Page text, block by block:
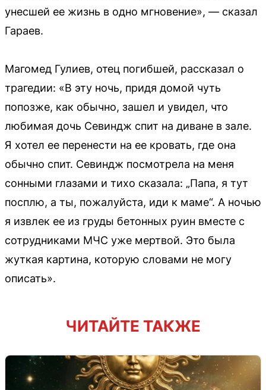
унесшей ее жизнь в одно мгновение», — сказал
Гараев.
Магомед Гулиев, отец погибшей, рассказал о
трагедии: «В эту ночь, придя домой чуть
попозже, как обычно, зашел и увидел, что
любимая дочь Севиндж спит на диване в зале.
Я хотел ее перенести на ее кровать, где она
обычно спит. Севиндж посмотрела на меня
сонными глазами и тихо сказала: „Папа, я тут
посплю, а ты, пожалуйста, иди к маме“. А ночью
я извлек ее из груды бетонных руин вместе с
сотрудниками МЧС уже мертвой. Это была
жуткая картина, которую словами не могу
описать».
ЧИТАЙТЕ ТАКЖЕ